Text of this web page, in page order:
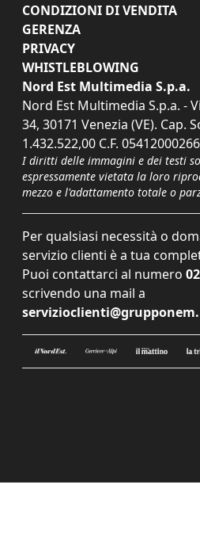
CONDIZIONI DI VENDITA
GERENZA
PRIVACY
WHISTLEBLOWING
Nord Est Multimedia S.p.a.
Nord Est Multimedia S.p.a. -
34, 30171 Venezia (VE). Cap.
1.432.522,00 C.F.
I diritti delle immagini e dei testi
espressamente vietata la loro
mezzo e l'adattamento totale o
Per qualsiasi necessità o
servizio clienti è a tua
Puoi contattarci al numero
scrivendo una mail a